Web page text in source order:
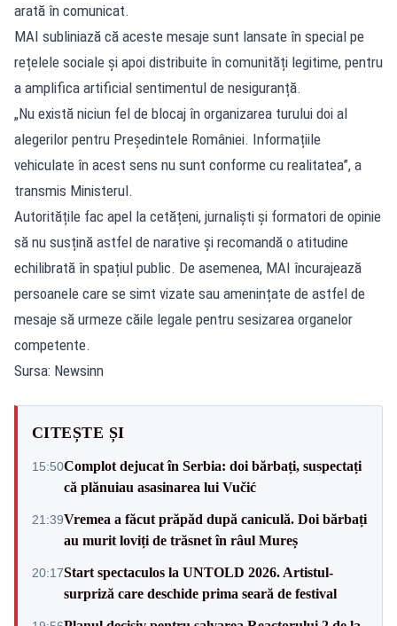
arată în comunicat.
MAI subliniază că aceste mesaje sunt lansate în special pe
rețelele sociale și apoi distribuite în comunități legitime, pentru
a amplifica artificial sentimentul de nesiguranță.
„Nu există niciun fel de blocaj în organizarea turului doi al
alegerilor pentru Președintele României. Informațiile
vehiculate în acest sens nu sunt conforme cu realitatea”, a
transmis Ministerul.
Autoritățile fac apel la cetățeni, jurnaliști și formatori de opinie
să nu susțină astfel de narative și recomandă o atitudine
echilibrată în spațiul public. De asemenea, MAI încurajează
persoanele care se simt vizate sau amenințate de astfel de
mesaje să urmeze căile legale pentru sesizarea organelor
competente.
Sursa: Newsinn
CITEȘTE ȘI
15:50Complot dejucat în Serbia: doi bărbați, suspectați
că plănuiau asasinarea lui Vučić
21:39Vremea a făcut prăpăd după caniculă. Doi bărbați
au murit loviți de trăsnet în râul Mureș
20:17Start spectaculos la UNTOLD 2026. Artistul-
surpriză care deschide prima seară de festival